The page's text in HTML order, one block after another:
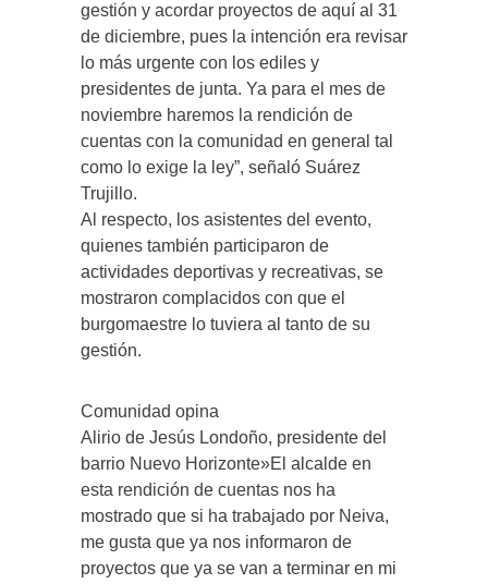
gestión y acordar proyectos de aquí al 31
de diciembre, pues la intención era revisar
lo más urgente con los ediles y
presidentes de junta. Ya para el mes de
noviembre haremos la rendición de
cuentas con la comunidad en general tal
como lo exige la ley”, señaló Suárez
Trujillo.
Al respecto, los asistentes del evento,
quienes también participaron de
actividades deportivas y recreativas, se
mostraron complacidos con que el
burgomaestre lo tuviera al tanto de su
gestión.
Comunidad opina
Alirio de Jesús Londoño, presidente del
barrio Nuevo Horizonte»El alcalde en
esta rendición de cuentas nos ha
mostrado que si ha trabajado por Neiva,
me gusta que ya nos informaron de
proyectos que ya se van a terminar en mi